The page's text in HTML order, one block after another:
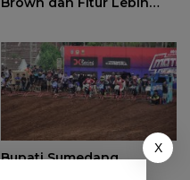
Bupati Sumedang
X